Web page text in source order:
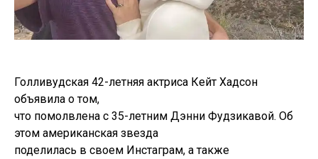
Голливудская 42-летняя актриса Кейт Хадсон
объявила о том,
что помолвлена с 35-летним Дэнни Фудзикавой. Об
этом американская звезда
поделилась в своем Инстаграм, а также